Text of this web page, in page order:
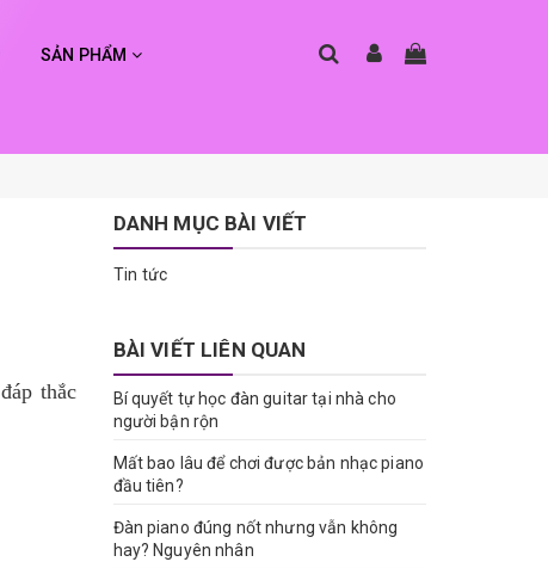
SẢN PHẨM
thắc
DANH MỤC BÀI VIẾT
Tin tức
BÀI VIẾT LIÊN QUAN
Bí quyết tự học đàn guitar tại nhà cho
người bận rộn
Mất bao lâu để chơi được bản nhạc piano
đầu tiên?
Đàn piano đúng nốt nhưng vẫn không
hay? Nguyên nhân